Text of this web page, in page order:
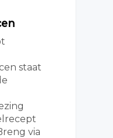
staat
via